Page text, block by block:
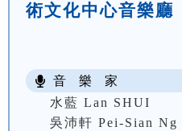
術文化中心音樂廳
音 樂 家
水藍 Lan SHUI
吳沛軒 Pei-Sian Ng